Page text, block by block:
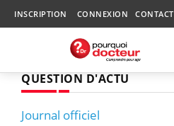
INSCRIPTION CONNEXION CONTACT
QUESTION D'ACTU
Journal officiel